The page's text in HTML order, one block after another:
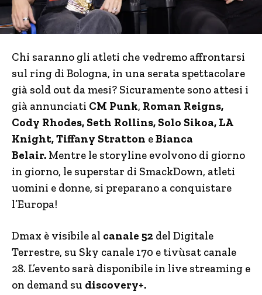
Chi saranno gli atleti che vedremo affrontarsi
sul ring di Bologna, in una serata spettacolare
già sold out da mesi? Sicuramente sono attesi i
già annunciati CM Punk, Roman Reigns,
Cody Rhodes, Seth Rollins, Solo Sikoa, LA
Knight, Tiffany Stratton eBianca
Belair. Mentre le storyline evolvono di giorno
in giorno, le superstar di SmackDown, atleti
uomini e donne, si preparano a conquistare
l’Europa!
Dmax è visibile al canale 52 del Digitale
Terrestre, su Sky canale 170 e tivùsat canale
28. L’evento sarà disponibile in live streaming e
on demand su discovery+.